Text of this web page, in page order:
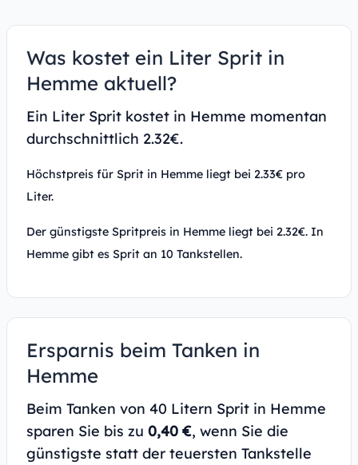
Was kostet ein Liter Sprit in
Hemme aktuell?
Ein Liter Sprit kostet in Hemme momentan
durchschnittlich 2.32€.
Höchstpreis für Sprit in Hemme liegt bei 2.33€ pro
Liter.
Der günstigste Spritpreis in Hemme liegt bei 2.32€. In
Hemme gibt es Sprit an 10 Tankstellen.
Ersparnis beim Tanken in
Hemme
Beim Tanken von 40 Litern Sprit in Hemme
sparen Sie bis zu 0,40 €, wenn Sie die
günstigste statt der teuersten Tankstelle